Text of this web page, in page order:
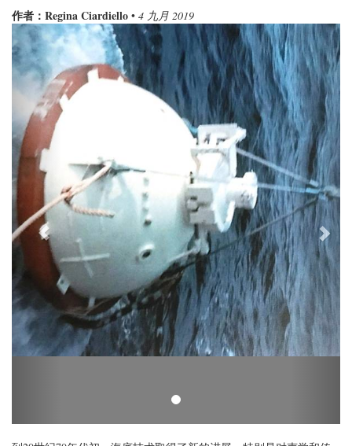
作者：Regina Ciardiello • 4 九月 2019
Previous Next